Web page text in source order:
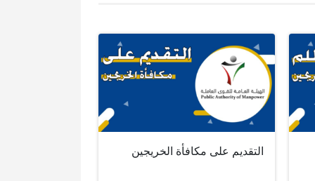
التقديم على مكافأة الخريجين